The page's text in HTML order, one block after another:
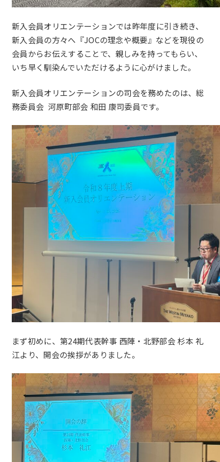
コミュニティシェア委員会
総務委員会
コネクト委員会
HAPPY BURGER
JOC ビジネススクール
KYO＋
ボ）
部会 Section
一覧を見る
本店部会
河原町部会
洛北部会
西陣・北野部会
北大路部会
洛中部会
壬生部会
吉祥院部会
長岡部会
口丹部会
伏見部会
山科部会
大阪部会
近江部会
嵯峨野部会
洛南部会
メンバー Members
本部幹事団
プロジェクトリーダー
部会長
新入会員オリエンテーションでは昨年度に引き続き、
新入会員の方々へ『JOCの理念や概要』などを現役の
会員からお伝えすることで、親しみを持ってもらい、
いち早く馴染んでいただけるように心がけました。
新入会員オリエンテーションの司会を務めたのは、総
務委員会 河原町部会 和田 康司委員です。
まず初めに、第24期代表幹事 西陣・北野部会 杉本 礼
江より、開会の挨拶がありました。